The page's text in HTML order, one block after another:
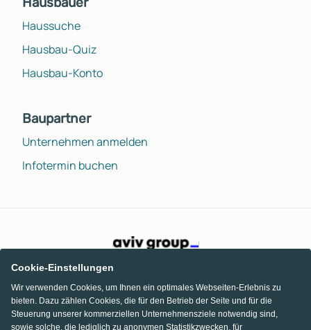
Haussuche
Hausbau-Quiz
Hausbau-Konto
Baupartner
Unternehmen anmelden
Infotermin buchen
Cookie-Einstellungen
Wir verwenden Cookies, um Ihnen ein optimales Webseiten-Erlebnis zu
bieten. Dazu zählen Cookies, die für den Betrieb der Seite und für die
Steuerung unserer kommerziellen Unternehmensziele notwendig sind,
sowie solche, die lediglich zu anonymen Statistikzwecken, für